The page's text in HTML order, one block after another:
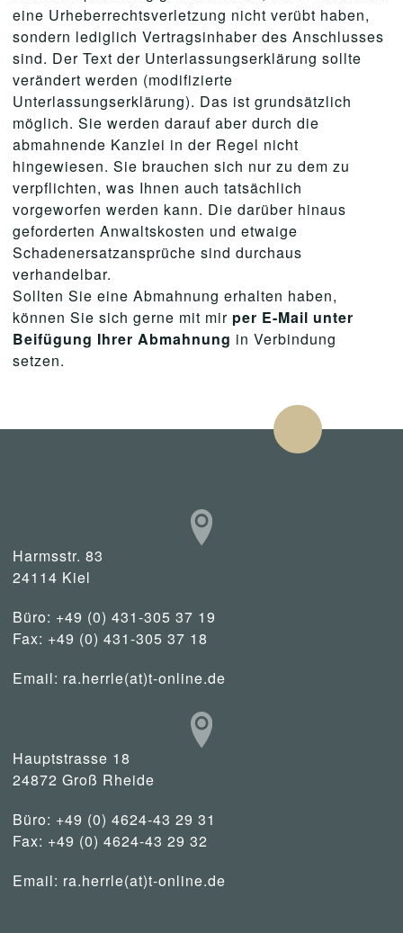
eine Urheberrechtsverletzung nicht verübt haben,
sondern lediglich Vertragsinhaber des Anschlusses
sind. Der Text der Unterlassungserklärung sollte
verändert werden (modifizierte
Unterlassungserklärung). Das ist grundsätzlich
möglich. Sie werden darauf aber durch die
abmahnende Kanzlei in der Regel nicht
hingewiesen. Sie brauchen sich nur zu dem zu
verpflichten, was Ihnen auch tatsächlich
vorgeworfen werden kann. Die darüber hinaus
geforderten Anwaltskosten und etwaige
Schadenersatzansprüche sind durchaus
verhandelbar.
Sollten Sie eine Abmahnung erhalten haben,
können Sie sich gerne mit mir per E-Mail unter
Beifügung Ihrer Abmahnung in Verbindung
setzen.
Harmsstr. 83
24114 Kiel
Büro: +49 (0) 431-305 37 19
Fax: +49 (0) 431-305 37 18
Email: ra.herrle(at)t-online.de
Hauptstrasse 18
24872 Groß Rheide
Büro: +49 (0) 4624-43 29 31
Fax: +49 (0) 4624-43 29 32
Email: ra.herrle(at)t-online.de